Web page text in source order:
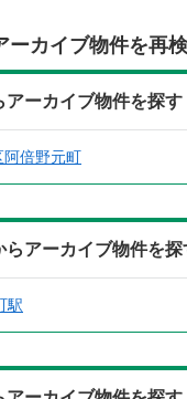
ーカイブ物件を再
ーカイブ物件を探す
阿倍野元町
アーカイブ物件を探
駅